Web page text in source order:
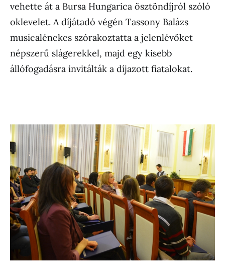
vehette át a Bursa Hungarica ösztöndíjról szóló
oklevelet. A díjátadó végén Tassony Balázs
musicalénekes szórakoztatta a jelenlévőket
népszerű slágerekkel, majd egy kisebb
állófogadásra invitálták a díjazott fiatalokat.